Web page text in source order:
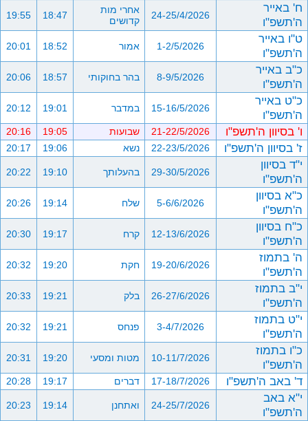
ח' באייר
ה'תשפ"ו
24-25/4/2026
אחרי מות
קדושים
18:47
19:55
ט"ו באייר
ה'תשפ"ו
1-2/5/2026 אמור 18:52
20:01
כ"ב באייר
ה'תשפ"ו
8-9/5/2026 בהר בחוקותי 18:57
20:06
כ"ט באייר
ה'תשפ"ו
15-16/5/2026 במדבר 19:01
20:12
ו' בסיוון ה'תשפ"ו 21-22/5/2026 שבועות 19:05
20:16
ז' בסיוון ה'תשפ"ו 22-23/5/2026 נשא 19:06
20:17
י"ד בסיוון
ה'תשפ"ו
29-30/5/2026 בהעלותך 19:10
20:22
כ"א בסיוון
ה'תשפ"ו
5-6/6/2026 שלח 19:14
20:26
כ"ח בסיוון
ה'תשפ"ו
12-13/6/2026 קרח 19:17
20:30
ה' בתמוז
ה'תשפ"ו
19-20/6/2026 חקת 19:20
20:32
י"ב בתמוז
ה'תשפ"ו
26-27/6/2026 בלק 19:21
20:33
י"ט בתמוז
ה'תשפ"ו
3-4/7/2026 פנחס 19:21
20:32
כ"ו בתמוז
ה'תשפ"ו
10-11/7/2026 מטות ומסעי 19:20
20:31
ד' באב ה'תשפ"ו 17-18/7/2026 דברים 19:17
20:28
י"א באב
ה'תשפ"ו
24-25/7/2026 ואתחנן 19:14
20:23